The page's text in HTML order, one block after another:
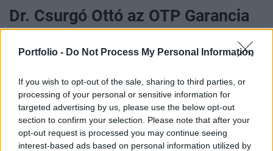
Portfolio - Do Not Process My Personal Information
If you wish to opt-out of the sale, sharing to third parties, or
processing of your personal or sensitive information for
targeted advertising by us, please use the below opt-out
section to confirm your selection. Please note that after your
opt-out request is processed you may continue seeing
interest-based ads based on personal information utilized by
Dr. Csurgó Ottó az OTP Garancia
nem-életbiztosítási vezetője
2007. október 17. 11:44
Az OTP Garancia Biztosító Zrt. Dr. Csurgó Ottót
nevezte ki a nem-életbiztosítási üzletág
vezérigazgató-helyettesének. Dr. Csurgó Ottó